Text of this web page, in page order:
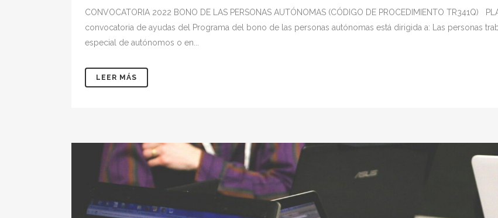
CONVOCATORIA 2022 BONO DE LAS PERSONAS AUTÓNOMAS (CÓDIGO DE PROCEDIMIENTO
convocatoria de ayudas del Programa del bono de las personas autónomas está dirigida a: Las personas
especial de autónomos o en...
LEER MÁS